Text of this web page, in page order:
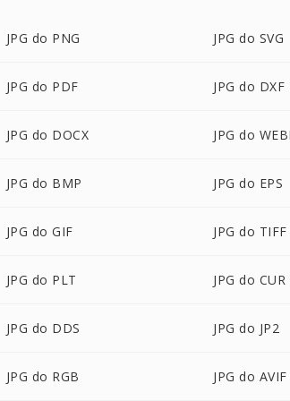
JPG do PNG JPG do SVG
JPG do PDF JPG do DXF
JPG do DOCX JPG do
JPG do BMP JPG do EPS
JPG do GIF JPG do TIFF
JPG do PLT JPG do CUR
JPG do DDS JPG do JP2
JPG do RGB JPG do AVIF